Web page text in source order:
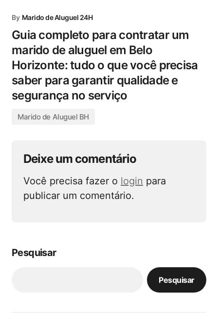
By Marido de Aluguel 24H
Guia completo para contratar um
marido de aluguel em Belo
Horizonte: tudo o que você precisa
saber para garantir qualidade e
segurança no serviço
Marido de Aluguel BH
Deixe um comentário
Você precisa fazer o login para
publicar um comentário.
Pesquisar
Pesquisar